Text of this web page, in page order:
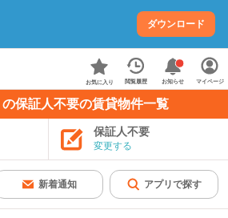
ダウンロード
お気に入り 閲覧履歴 お知らせ マイページ
保証人不要の賃貸物件一覧
保証人不要
変更する
新着通知 アプリで探す